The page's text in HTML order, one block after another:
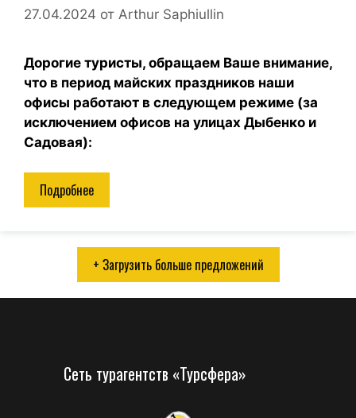
27.04.2024 от Arthur Saphiullin
Дорогие туристы, обращаем Ваше внимание,
что в период майских праздников наши
офисы работают в следующем режиме (за
исключением офисов на улицах Дыбенко и
Садовая):
Подробнее
+ Загрузить больше предложений
Сеть турагентств «Турсфера»